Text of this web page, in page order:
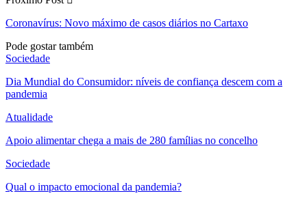
Coronavírus: Novo máximo de casos diários no Cartaxo
Pode gostar também
Sociedade
Dia Mundial do Consumidor: níveis de confiança descem com a
pandemia
Atualidade
Apoio alimentar chega a mais de 280 famílias no concelho
Sociedade
Qual o impacto emocional da pandemia?